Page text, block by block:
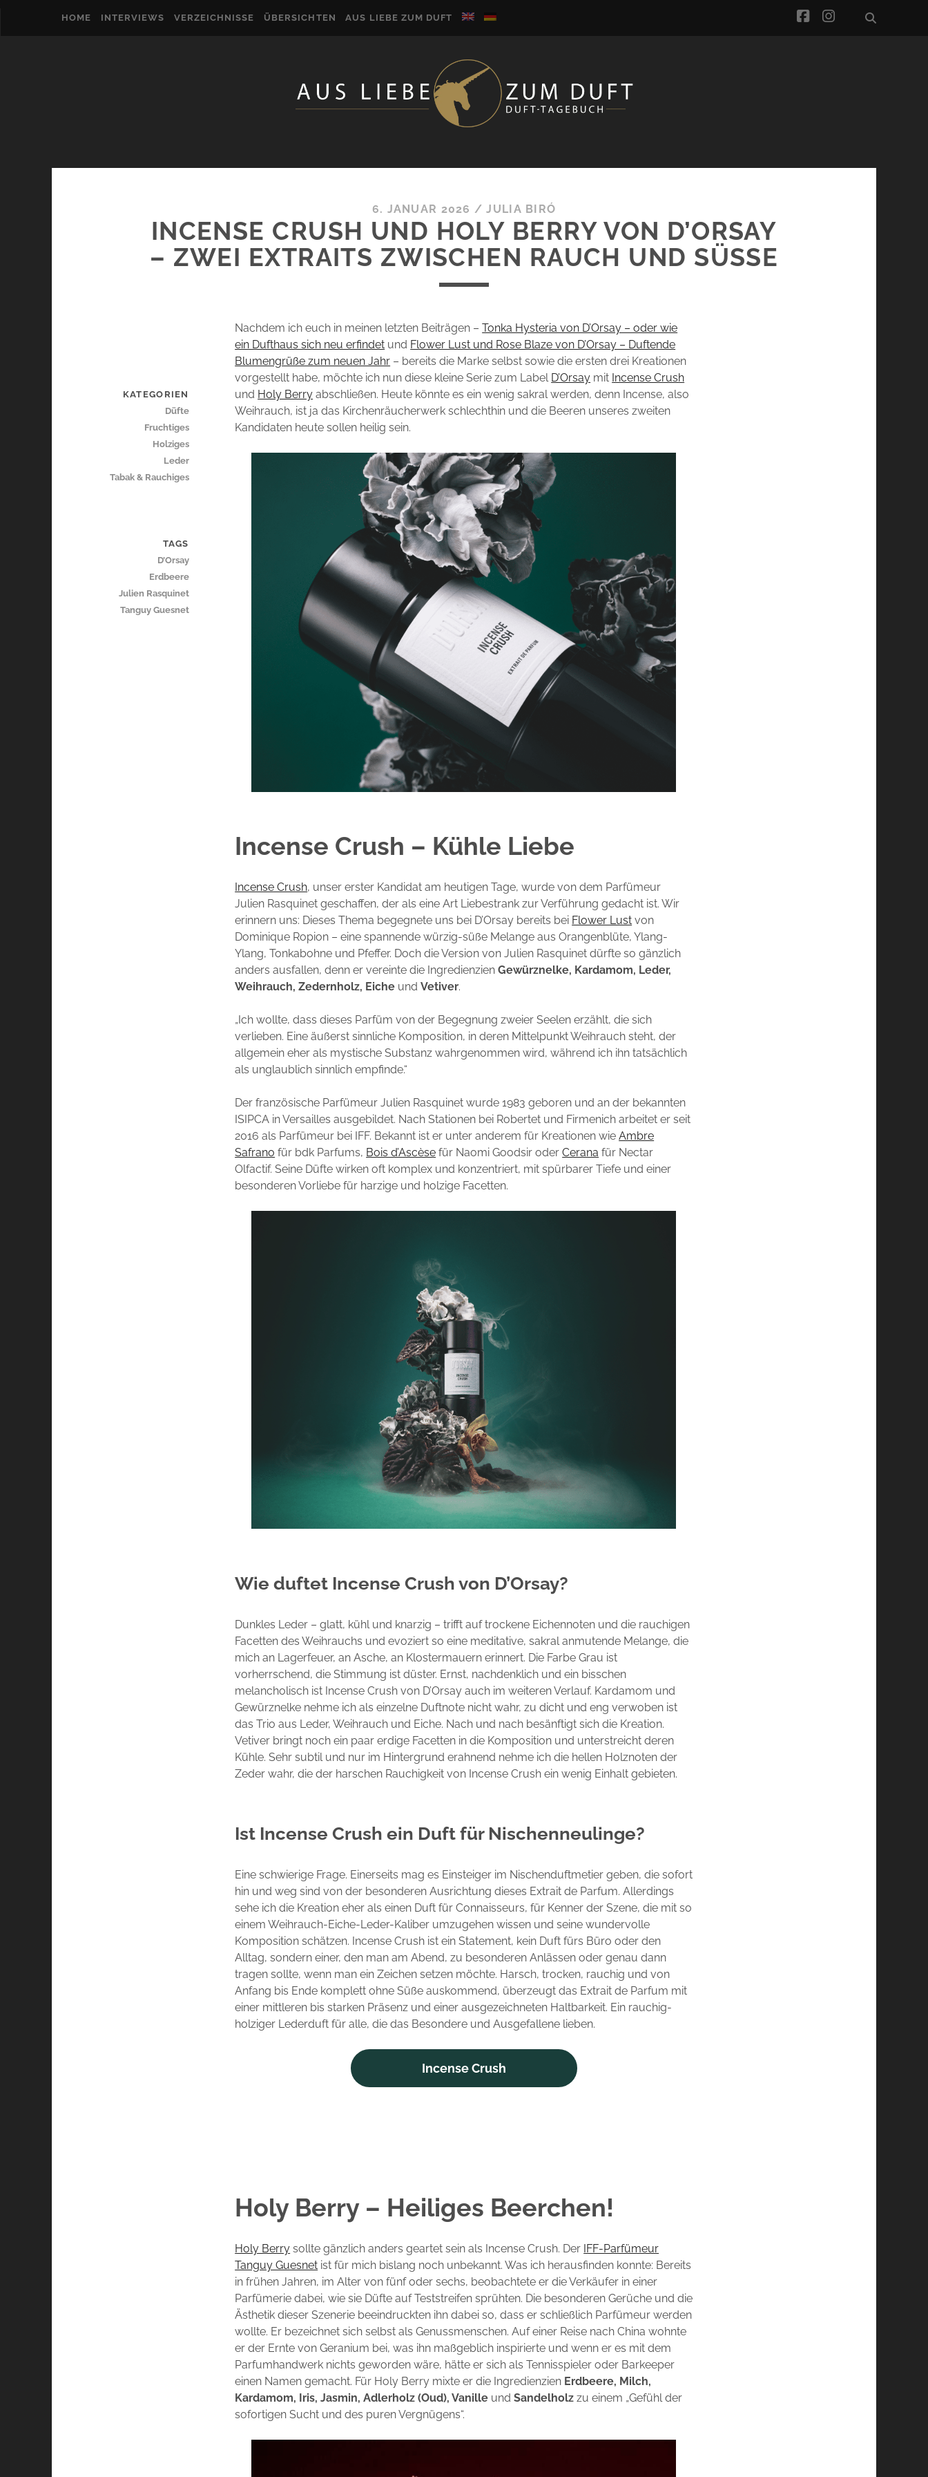
HOME INTERVIEWS VERZEICHNISSE ÜBERSICHTEN AUS LIEBE ZUM DUFT facebook
instagram
6. JANUAR 2026 /JULIA BIRÓ
INCENSE CRUSH UND HOLY BERRY VON D’ORSAY
– ZWEI EXTRAITS ZWISCHEN RAUCH UND SÜSSE
Nachdem ich euch in meinen letzten Beiträgen –Tonka Hysteria von D’Orsay – oder wie
ein Dufthaus sich neu erfindet und Flower Lust und Rose Blaze von D’Orsay – Duftende
Blumengrüße zum neuen Jahr – bereits die Marke selbst sowie die ersten drei Kreationen
vorgestellt habe, möchte ich nun diese kleine Serie zum Label D’Orsay mit Incense Crush
und Holy Berry abschließen. Heute könnte es ein wenig sakral werden, denn Incense, also
Weihrauch, ist ja das Kirchenräucherwerk schlechthin und die Beeren unseres zweiten
Kandidaten heute sollen heilig sein.
Incense Crush – Kühle Liebe
Incense Crush, unser erster Kandidat am heutigen Tage, wurde von dem Parfümeur
Julien Rasquinet geschaffen, der als eine Art Liebestrank zur Verführung gedacht ist. Wir
erinnern uns: Dieses Thema begegnete uns bei D’Orsay bereits bei Flower Lust von
Dominique Ropion – eine spannende würzig-süße Melange aus Orangenblüte, Ylang-
Ylang, Tonkabohne und Pfeffer. Doch die Version von Julien Rasquinet dürfte so gänzlich
anders ausfallen, denn er vereinte die IngredienzienGewürznelke, Kardamom, Leder,
Weihrauch, Zedernholz, Eiche undVetiver.
„Ich wollte, dass dieses Parfüm von der Begegnung zweier Seelen erzählt, die sich
verlieben. Eine äußerst sinnliche Komposition, in deren Mittelpunkt Weihrauch steht, der
allgemein eher als mystische Substanz wahrgenommen wird, während ich ihn tatsächlich
als unglaublich sinnlich empfinde.“
Der französische Parfümeur Julien Rasquinet wurde 1983 geboren und an der bekannten
ISIPCA in Versailles ausgebildet. Nach Stationen bei Robertet und Firmenich arbeitet er seit
2016 als Parfümeur bei IFF. Bekannt ist er unter anderem für Kreationen wieAmbre
Safrano für bdk Parfums, Bois d’Ascèse für Naomi Goodsir oderCerana für Nectar
Olfactif. Seine Düfte wirken oft komplex und konzentriert, mit spürbarer Tiefe und einer
besonderen Vorliebe für harzige und holzige Facetten.
Wie duftet Incense Crush von D’Orsay?
Dunkles Leder – glatt, kühl und knarzig – trifft auf trockene Eichennoten und die rauchigen
Facetten des Weihrauchs und evoziert so eine meditative, sakral anmutende Melange, die
mich an Lagerfeuer, an Asche, an Klostermauern erinnert. Die Farbe Grau ist
vorherrschend, die Stimmung ist düster. Ernst, nachdenklich und ein bisschen
melancholisch ist Incense Crush von D’Orsay auch im weiteren Verlauf. Kardamom und
Gewürznelke nehme ich als einzelne Duftnote nicht wahr, zu dicht und eng verwoben ist
das Trio aus Leder, Weihrauch und Eiche. Nach und nach besänftigt sich die Kreation.
Vetiver bringt noch ein paar erdige Facetten in die Komposition und unterstreicht deren
Kühle. Sehr subtil und nur im Hintergrund erahnend nehme ich die hellen Holznoten der
Zeder wahr, die der harschen Rauchigkeit von Incense Crush ein wenig Einhalt gebieten.
Ist Incense Crush ein Duft für Nischenneulinge?
Eine schwierige Frage. Einerseits mag es Einsteiger im Nischenduftmetier geben, die sofort
hin und weg sind von der besonderen Ausrichtung dieses Extrait de Parfum. Allerdings
sehe ich die Kreation eher als einen Duft für Connaisseurs, für Kenner der Szene, die mit so
einem Weihrauch-Eiche-Leder-Kaliber umzugehen wissen und seine wundervolle
Komposition schätzen. Incense Crush ist ein Statement, kein Duft fürs Büro oder den
Alltag, sondern einer, den man am Abend, zu besonderen Anlässen oder genau dann
tragen sollte, wenn man ein Zeichen setzen möchte. Harsch, trocken, rauchig und von
Anfang bis Ende komplett ohne Süße auskommend, überzeugt das Extrait de Parfum mit
einer mittleren bis starken Präsenz und einer ausgezeichneten Haltbarkeit. Ein rauchig-
holziger Lederduft für alle, die das Besondere und Ausgefallene lieben.
Incense Crush
Holy Berry – Heiliges Beerchen!
Holy Berry sollte gänzlich anders geartet sein als Incense Crush. Der IFF-Parfümeur
Tanguy Guesnet ist für mich bislang noch unbekannt. Was ich herausfinden konnte: Bereits
in frühen Jahren, im Alter von fünf oder sechs, beobachtete er die Verkäufer in einer
Parfümerie dabei, wie sie Düfte auf Teststreifen sprühten. Die besonderen Gerüche und die
Ästhetik dieser Szenerie beeindruckten ihn dabei so, dass er schließlich Parfümeur werden
wollte. Er bezeichnet sich selbst als Genussmenschen. Auf einer Reise nach China wohnte
er der Ernte von Geranium bei, was ihn maßgeblich inspirierte und wenn er es mit dem
Parfumhandwerk nichts geworden wäre, hätte er sich als Tennisspieler oder Barkeeper
einen Namen gemacht. Für Holy Berry mixte er die Ingredienzien Erdbeere, Milch,
Kardamom, Iris, Jasmin, Adlerholz (Oud), Vanille undSandelholz zu einem „Gefühl der
sofortigen Sucht und des puren Vergnügens“.
KATEGORIEN
Düfte
Fruchtiges
Holziges
Leder
Tabak & Rauchiges
TAGS
D’Orsay
Erdbeere
Julien Rasquinet
Tanguy Guesnet